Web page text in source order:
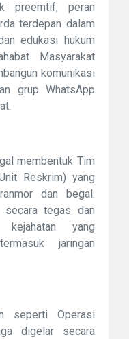
preemtif, peran
terdepan dalam
edukasi hukum
Masyarakat
komunikasi
grup WhatsApp
membentuk Tim
Reskrim) yang
dan begal.
secara tegas dan
yang
jaringan
seperti Operasi
digelar secara